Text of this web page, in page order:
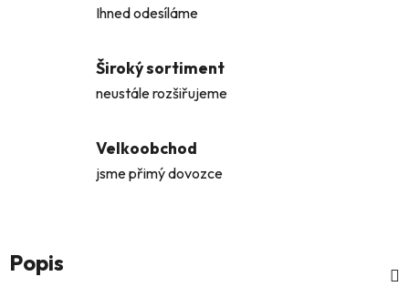
Ihned odesíláme
Široký sortiment
neustále rozšiřujeme
Velkoobchod
jsme přimý dovozce
Popis